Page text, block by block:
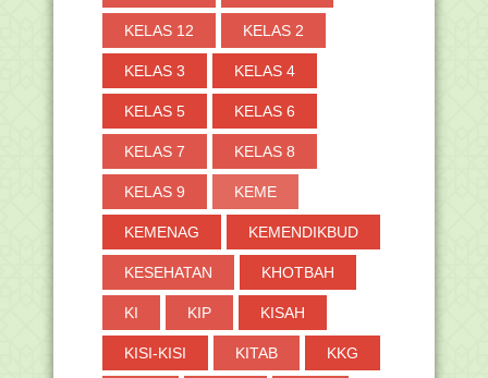
KELAS 12 KELAS 2
KELAS 3 KELAS 4
KELAS 5 KELAS 6
KELAS 7 KELAS 8
KELAS 9 KEME
KEMENAG KEMENDIKBUD
KESEHATAN KHOTBAH
KI KIP KISAH
KISI-KISI KITAB KKG